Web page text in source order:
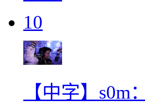
10
【中字】